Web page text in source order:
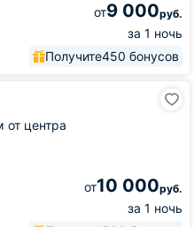
от9 000руб.
за 1 ночь
Получите450 бонусов
от центра
от10 000руб.
за 1 ночь